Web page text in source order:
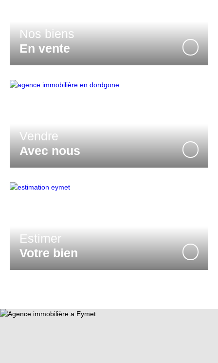
Nos biens
En vente
Vendre
Avec nous
Estimer
Votre bien